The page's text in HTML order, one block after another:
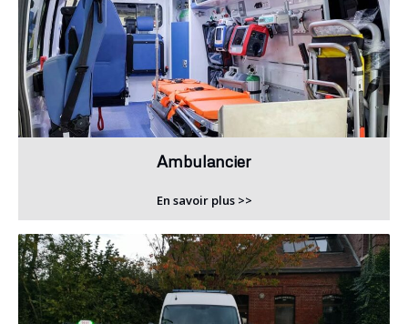
Ambulancier
En savoir plus >>